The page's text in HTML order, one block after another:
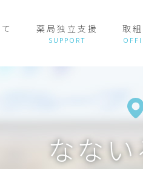
薬局独立支援 取
なな